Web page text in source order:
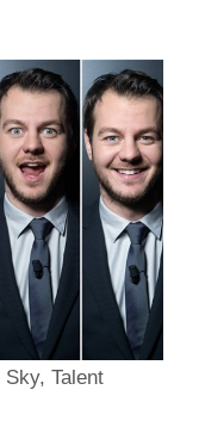
Sky,Talent